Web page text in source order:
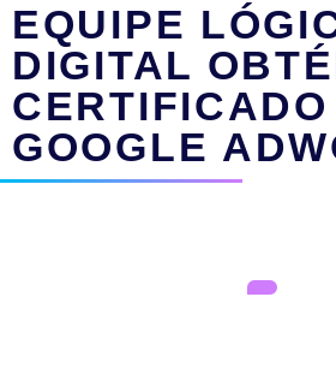
EQUIPE
DIGITAL
CERTIFICADO
GOOGLE